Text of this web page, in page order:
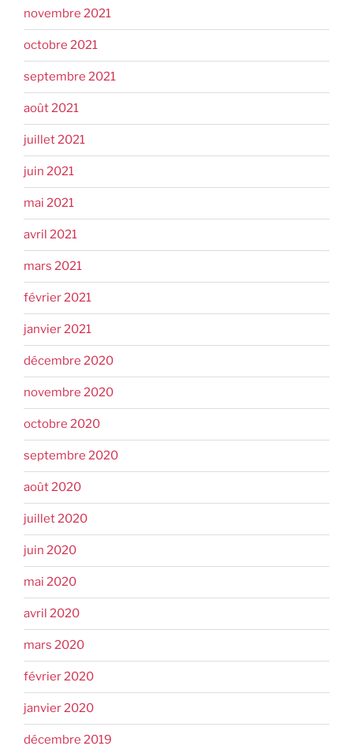
novembre 2021
octobre 2021
septembre 2021
août 2021
juillet 2021
juin 2021
mai 2021
avril 2021
mars 2021
février 2021
janvier 2021
décembre 2020
novembre 2020
octobre 2020
septembre 2020
août 2020
juillet 2020
juin 2020
mai 2020
avril 2020
mars 2020
février 2020
janvier 2020
décembre 2019